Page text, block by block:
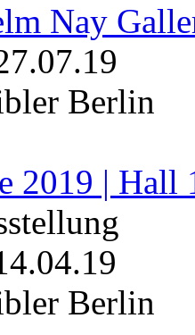
Nay
Berlin
2019 | Hall
Berlin